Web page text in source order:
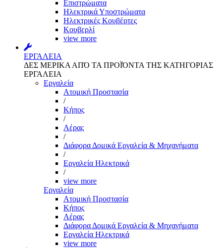
Επιστρώματα
Ηλεκτρικά Υποστρώματα
Ηλεκτρικές Κουβέρτες
Κουβερλί
view more
ΕΡΓΑΛΕΙΑ
ΔΕΣ ΜΕΡΙΚΑ ΑΠΌ ΤΑ ΠΡΟΪΌΝΤΑ ΤΗΣ ΚΑΤΗΓΟΡΙΑΣ
ΕΡΓΑΛΕΙΑ
Εργαλεία
Aτομική Προστασία
/
Kήπος
/
Αέρας
/
Διάφορα Δομικά Εργαλεία & Μηχανήματα
/
Εργαλεία Ηλεκτρικά
/
view more
Εργαλεία
Aτομική Προστασία
Kήπος
Αέρας
Διάφορα Δομικά Εργαλεία & Μηχανήματα
Εργαλεία Ηλεκτρικά
view more